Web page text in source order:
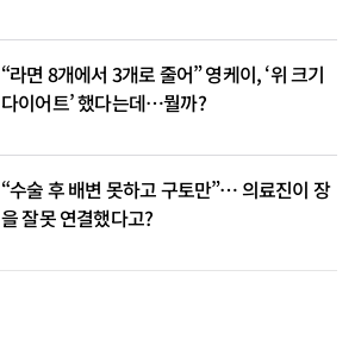
“라면 8개에서 3개로 줄어” 영케이, ‘위 크기
다이어트’ 했다는데…뭘까?
“수술 후 배변 못하고 구토만”… 의료진이 장
을 잘못 연결했다고?